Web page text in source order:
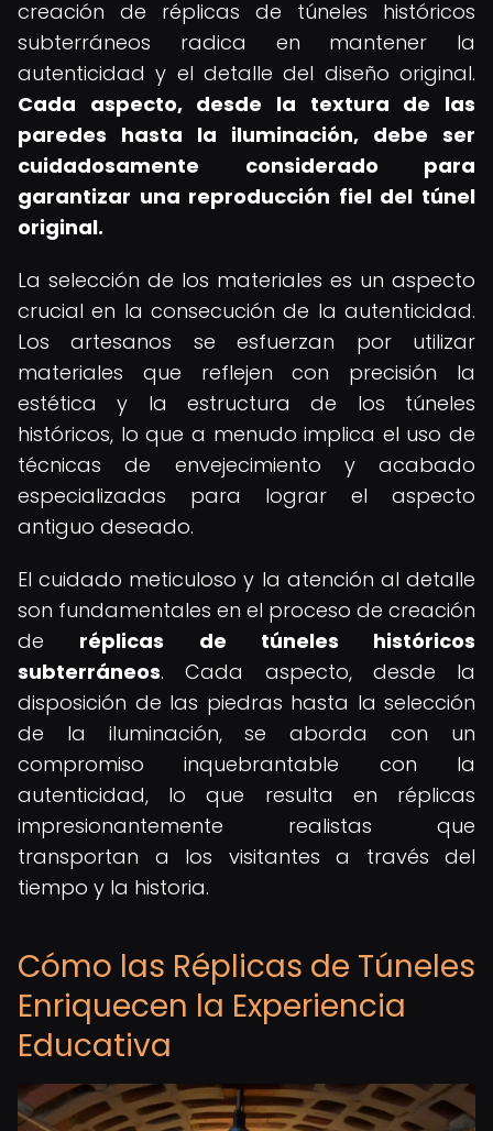
creación de réplicas de túneles históricos
subterráneos radica en mantener la
autenticidad y el detalle del diseño original.
Cada aspecto, desde la textura de las
paredes hasta la iluminación, debe ser
cuidadosamente considerado para
garantizar una reproducción fiel del túnel
original.
La selección de los materiales es un aspecto
crucial en la consecución de la autenticidad.
Los artesanos se esfuerzan por utilizar
materiales que reflejen con precisión la
estética y la estructura de los túneles
históricos, lo que a menudo implica el uso de
técnicas de envejecimiento y acabado
especializadas para lograr el aspecto
antiguo deseado.
El cuidado meticuloso y la atención al detalle
son fundamentales en el proceso de creación
de réplicas de túneles históricos
subterráneos. Cada aspecto, desde la
disposición de las piedras hasta la selección
de la iluminación, se aborda con un
compromiso inquebrantable con la
autenticidad, lo que resulta en réplicas
impresionantemente realistas que
transportan a los visitantes a través del
tiempo y la historia.
Cómo las Réplicas de Túneles
Enriquecen la Experiencia
Educativa